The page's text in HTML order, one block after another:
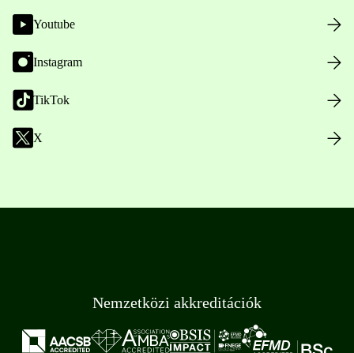
Youtube
Instagram
TikTok
X
Nemzetközi akkreditációk